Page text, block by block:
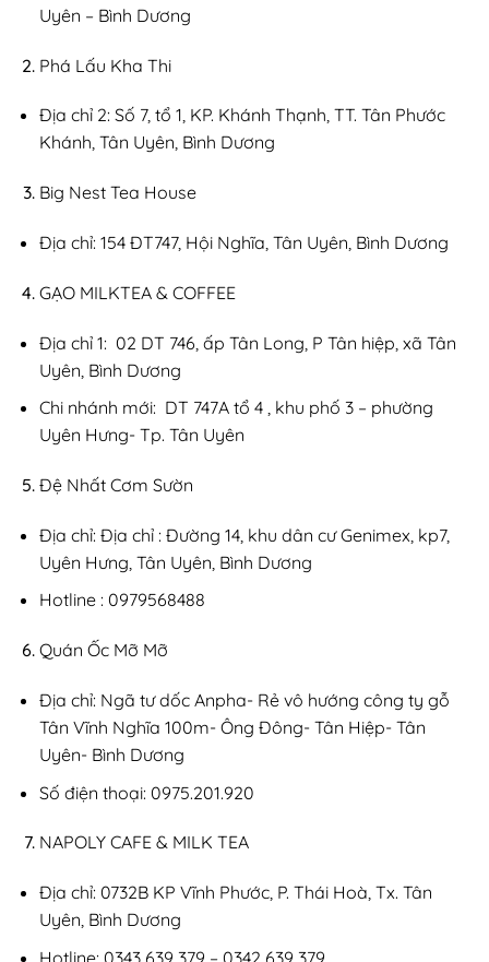
Uyên – Bình Dương
Phá Lấu Kha Thi
Địa chỉ 2: Số 7, tổ 1, KP. Khánh Thạnh, TT. Tân Phước
Khánh, Tân Uyên, Bình Dương
Big Nest Tea House
Địa chỉ: 154 ĐT747, Hội Nghĩa, Tân Uyên, Bình Dương
GẠO MILKTEA & COFFEE
Địa chỉ 1: 02 DT 746, ấp Tân Long, P Tân hiệp, xã Tân
Uyên, Bình Dương
Chi nhánh mới: DT 747A tổ 4 , khu phố 3 – phường
Uyên Hưng- Tp. Tân Uyên
Đệ Nhất Cơm Sườn
Địa chỉ: Địa chỉ : Đường 14, khu dân cư Genimex, kp7,
Uyên Hưng, Tân Uyên, Bình Dương
Hotline : 0979568488
Quán Ốc Mỡ Mỡ
Địa chỉ: Ngã tư dốc Anpha- Rẻ vô hướng công ty gỗ
Tân Vĩnh Nghĩa 100m- Ông Đông- Tân Hiệp- Tân
Uyên- Bình Dương
Số điện thoại: 0975.201.920
NAPOLY CAFE & MILK TEA
Địa chỉ: 0732B KP Vĩnh Phước, P. Thái Hoà, Tx. Tân
Uyên, Bình Dương
Hotline: 0343 639 379 – 0342 639 379